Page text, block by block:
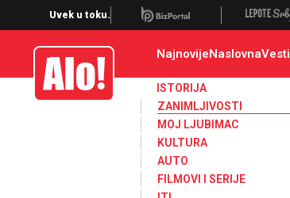
Uvek u toku.
Alo NajnovijeNaslovnaVesti
ISTORIJA
ZANIMLJIVOSTI
MOJ LJUBIMAC
KULTURA
AUTO
FILMOVI I SERIJE